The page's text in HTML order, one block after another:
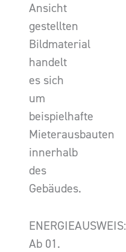
Ansicht
gestellten
Bildmaterial
handelt
es sich
um
beispielhafte
Mieterausbauten
innerhalb
des
Gebäudes.
ENERGIEAUSWEIS:
Ab 01.